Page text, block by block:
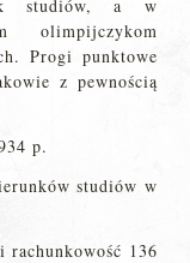
studiów, a w
olimpijczykom
Progi punktowe
z pewnością
p.
studiów w
rachunkowość 136